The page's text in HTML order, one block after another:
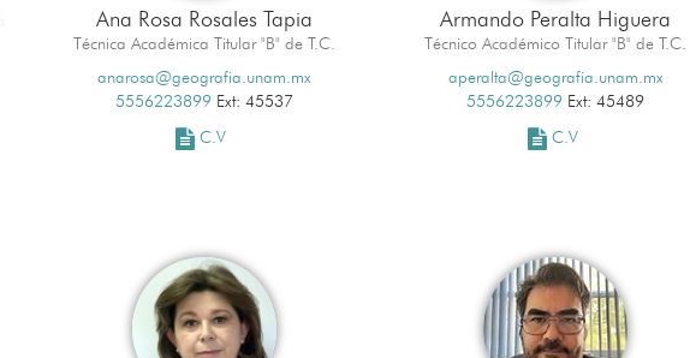
Ana Rosa Rosales Tapia
Técnica Académica Titular "B" de T.C.
anarosa@geografia.unam.mx
5556223899Ext: 45537
C.V
Armando Peralta Higuera
Técnico Académico Titular "B" de T.C.
aperalta@geografia.unam.mx
5556223899 Ext: 45489
C.V